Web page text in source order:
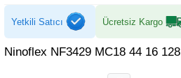
Yetkili Satıcı Ücretsiz Kargo
Ninoflex NF3429 MC18 44 16 128